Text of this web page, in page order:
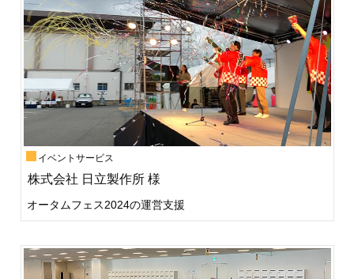
イベントサービス
株式会社 日立製作所 様
オータムフェス2024の運営支援